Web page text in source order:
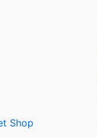
Shop